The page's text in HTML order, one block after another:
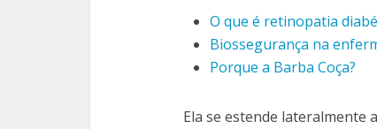
O que é retinopatia
Biossegurança na
Porque a Barba Coça?
Ela se estende lateralmente